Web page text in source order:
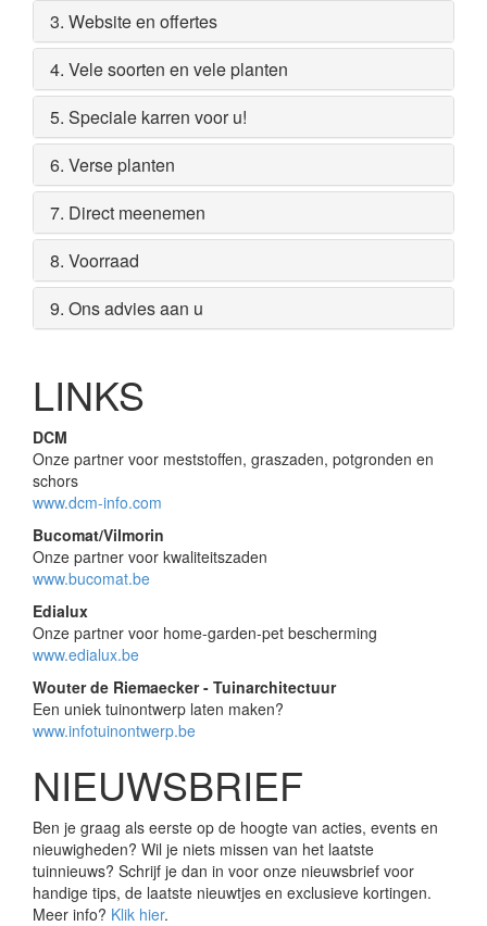
3. Website en offertes
4. Vele soorten en vele planten
5. Speciale karren voor u!
6. Verse planten
7. Direct meenemen
8. Voorraad
9. Ons advies aan u
LINKS
DCM
Onze partner voor meststoffen, graszaden, potgronden en
schors
www.dcm-info.com
Bucomat/Vilmorin
Onze partner voor kwaliteitszaden
www.bucomat.be
Edialux
Onze partner voor home-garden-pet bescherming
www.edialux.be
Wouter de Riemaecker - Tuinarchitectuur
Een uniek tuinontwerp laten maken?
www.infotuinontwerp.be
NIEUWSBRIEF
Ben je graag als eerste op de hoogte van acties, events en
nieuwigheden? Wil je niets missen van het laatste
tuinnieuws? Schrijf je dan in voor onze nieuwsbrief voor
handige tips, de laatste nieuwtjes en exclusieve kortingen.
Meer info? Klik hier.